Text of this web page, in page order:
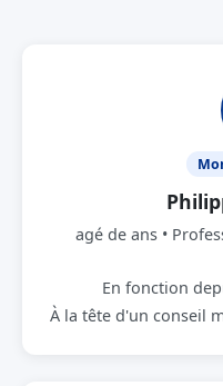
agé de ans •
En fonction
À la tête d'un conseil